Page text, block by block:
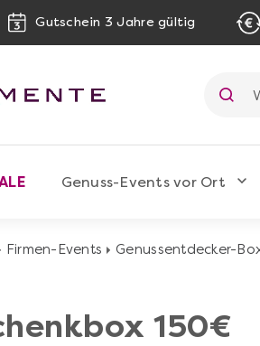
Gutschein 3 Jahre gültig
Genuss-Events vor Ort
Firmen-Events Genussentdecker-
150€